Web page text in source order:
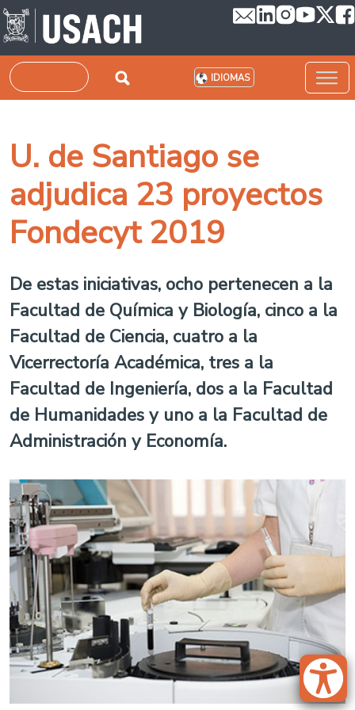
Pasar al contenido principal
Buscar IDIOMAS
U. de Santiago se
adjudica 23 proyectos
Fondecyt 2019
De estas iniciativas, ocho pertenecen a la
Facultad de Química y Biología, cinco a la
Facultad de Ciencia, cuatro a la
Vicerrectoría Académica, tres a la
Facultad de Ingeniería, dos a la Facultad
de Humanidades y uno a la Facultad de
Administración y Economía.